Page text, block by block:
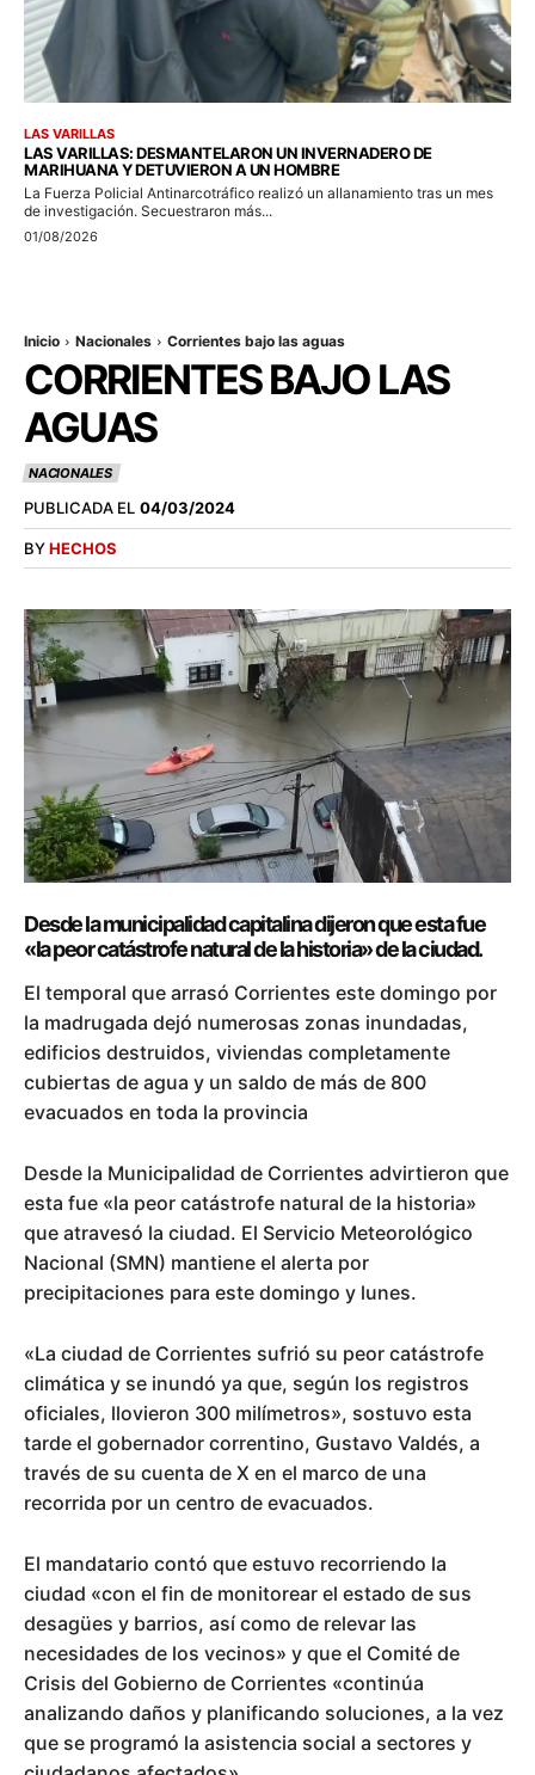
LAS VARILLAS
LAS VARILLAS: DESMANTELARON UN INVERNADERO DE
MARIHUANA Y DETUVIERON A UN HOMBRE
La Fuerza Policial Antinarcotráfico realizó un allanamiento tras un mes
de investigación. Secuestraron más...
01/08/2026